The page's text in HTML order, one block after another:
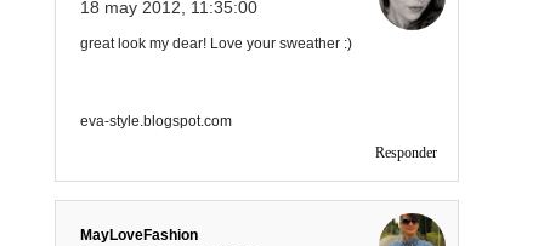
18 may 2012, 11:35:00
great look my dear! Love your sweather :)
eva-style.blogspot.com
Responder
MayLoveFashion